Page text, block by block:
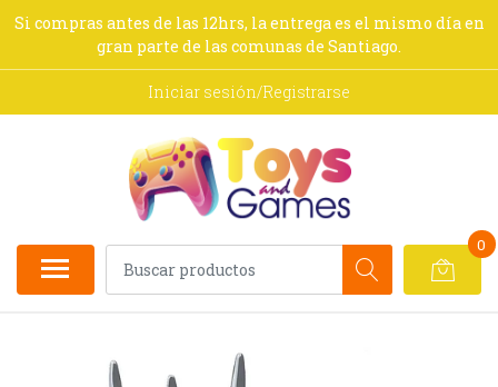
Si compras antes de las 12hrs, la entrega es el mismo día en
gran parte de las comunas de Santiago.
Iniciar sesión/Registrarse
0